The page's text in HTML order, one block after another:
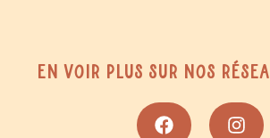
En voir plus sur nos